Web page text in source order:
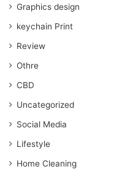
Graphics design
keychain Print
Review
Othre
CBD
Uncategorized
Social Media
Lifestyle
Home Cleaning